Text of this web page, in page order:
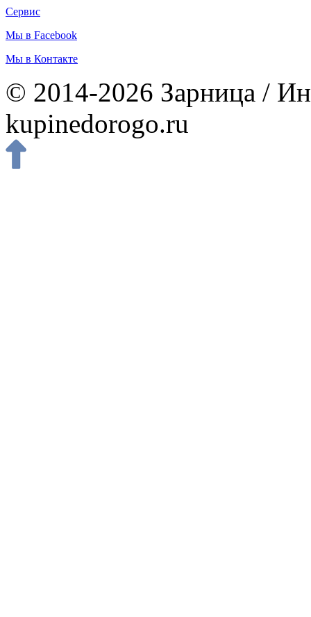
Сервис
Мы в Facebook
Мы в Контакте
© 2014-2026 Зарница /
kupinedorogo.ru